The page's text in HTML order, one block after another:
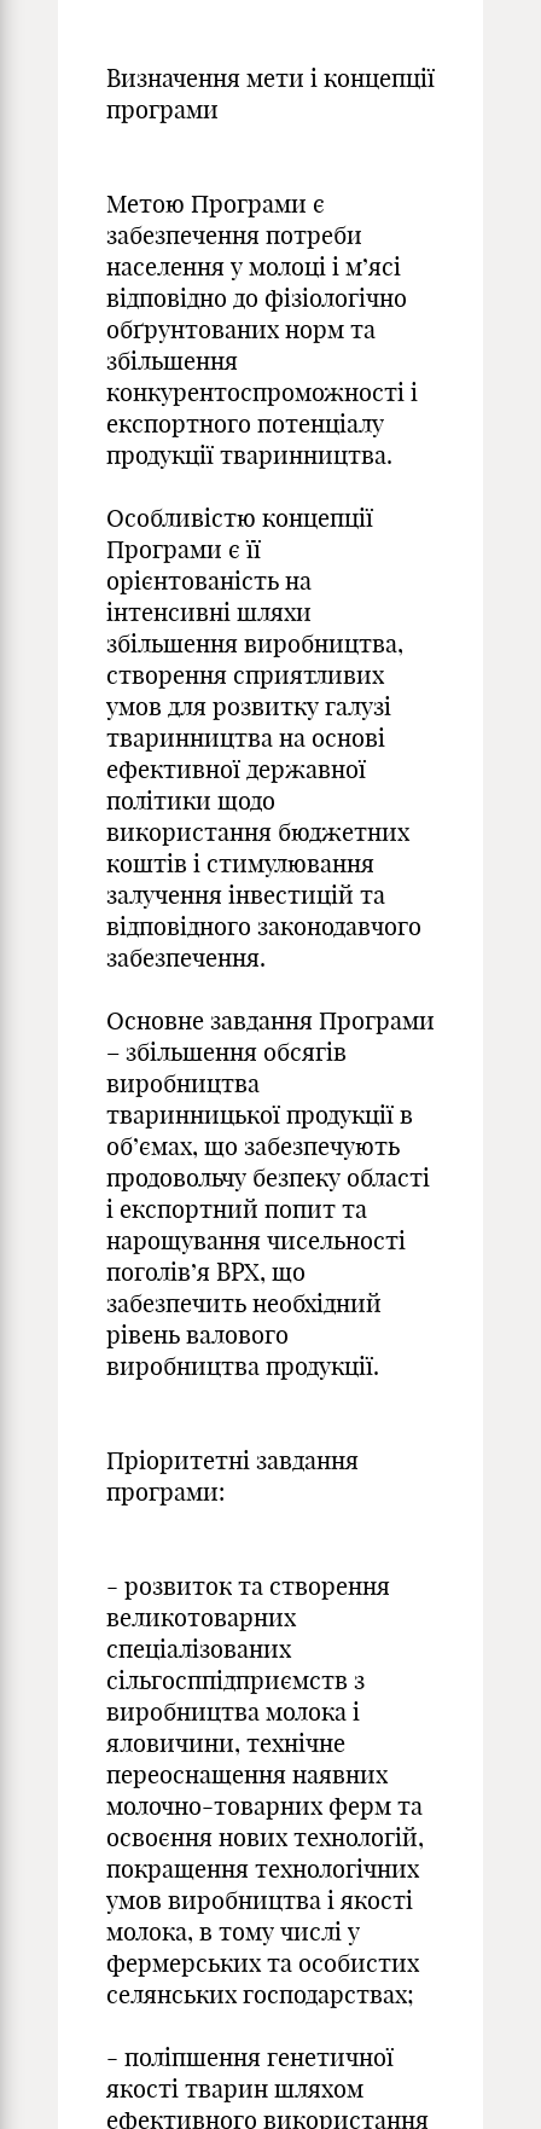
Визначення мети і концепції
програми
Метою Програми є
забезпечення потреби
населення у молоці і м’ясі
відповідно до фізіологічно
обґрунтованих норм та
збільшення
конкурентоспроможності і
експортного потенціалу
продукції тваринництва.
Особливістю концепції
Програми є її
орієнтованість на
інтенсивні шляхи
збільшення виробництва,
створення сприятливих
умов для розвитку галузі
тваринництва на основі
ефективної державної
політики щодо
використання бюджетних
коштів і стимулювання
залучення інвестицій та
відповідного законодавчого
забезпечення.
Основне завдання Програми
– збільшення обсягів
виробниц­тва
тваринницької продукції в
об’ємах, що забезпечують
продовольчу безпеку області
і експортний попит та
нарощування чисельності
поголів’я ВРХ, що
забезпечить необхідний
рівень валового
виробництва продукції.
Пріоритетні завдання
програми:
- розвиток та створення
великотоварних
спеціалізованих
сільгосппідприємств з
виробництва молока і
яловичини, технічне
переоснащення наявних
молочно-товарних ферм та
освоєння нових технологій,
покращення технологічних
умов виробництва і якості
молока, в тому числі у
фермерських та особистих
селянських господарствах;
- поліпшення генетичної
якості тварин шляхом
ефективного використання